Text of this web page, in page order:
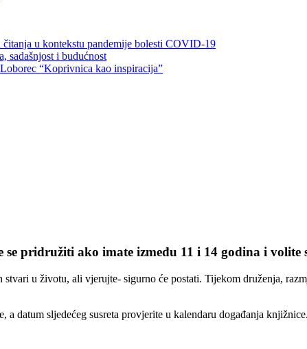
čitanja u kontekstu pandemije bolesti COVID-19
sadašnjost i budućnost
“Koprivnica kao inspiracija”
pridružiti ako imate između 11 i 14 godina i volite
u životu, ali vjerujte- sigurno će postati. Tijekom druženja,
a datum sljedećeg susreta provjerite u kalendaru događanja